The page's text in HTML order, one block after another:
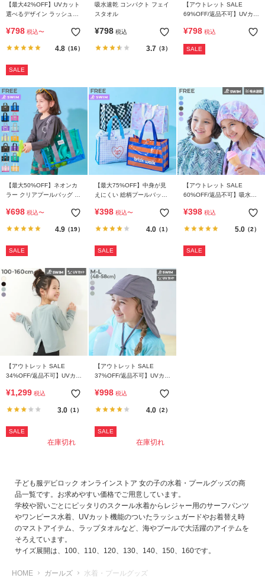
【最大42%OFF】UVカット
選べるデザイン ラッシュレ
¥798 税込〜
4.8（16）
SALE
吸水速乾 コンパクト フェイ
スタオル
¥798 税込
3.7 （3）
【アウトレット SALE
69%OFF/返品不可】UVカッ
長袖ラッシュガード
¥798 税込
SALE
【最大50%OFF】ネオンカ
ラー クリアプールバッグ ト
¥698 税込〜
4.9（19）
SALE
【最大75%OFF】中身が見
えにくい 総柄プールバッグ
¥398 税込〜
4.0（1）
SALE
【アウトレット SALE
60%OFF/返品不可】吸水速
プ
¥398 税込
5.0（2）
SALE
【アウトレット SALE
34%OFF/返品不可】UVカッ
ュガード
¥1,299 税込
3.0（1）
SALE
在庫切れ
【アウトレット SALE
37%OFF/返品不可】UVカッ
ズ スイムキャップ(あご紐付
¥998 税込
4.0（2）
SALE
在庫切れ
子ども服デビロック オンラインストア 女の子の水着・プールグッズの商
品一覧です。お求めやすい価格でご用意しています。
学校や習いごとにピッタリのスクール水着からレジャー用のサーフパンツ
やワンピース水着、UVカット機能のついたラッシュガードやお着替え時
のマストアイテム、ラップタオルなど、海やプールで大活躍のアイテムを
そろえています。
サイズ展開は、100、110、120、130、140、150、160です。
HOME ガールズ 水着・プールグッズ